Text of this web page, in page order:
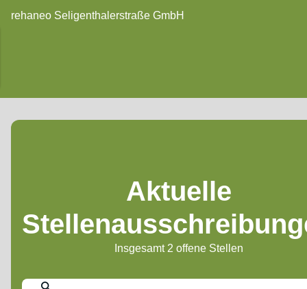
rehaneo Seligenthalerstraße GmbH
Aktuelle
Insgesamt 2 offene Stellen